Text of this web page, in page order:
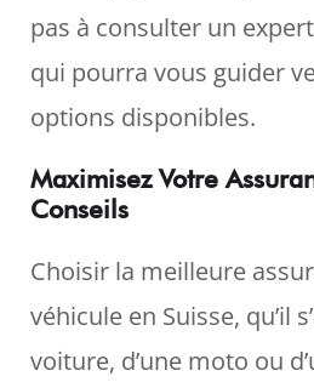
pas à consulter un
qui pourra vous guider
options disponibles.
Maximisez Votre
Conseils
Choisir la meilleure
véhicule en Suisse, qu’il
voiture, d’une moto ou